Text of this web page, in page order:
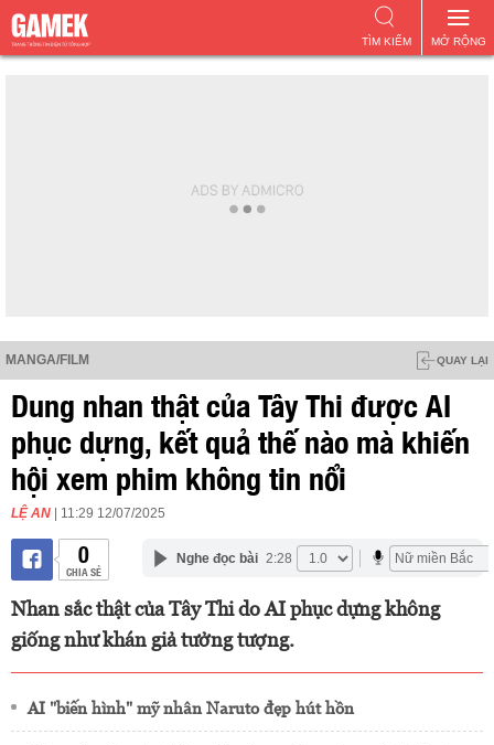
MỞ RỘNG
TÌM KIẾM
MANGA/FILM QUAY LẠI
Dung nhan thật của Tây Thi được AI
phục dựng, kết quả thế nào mà khiến
hội xem phim không tin nổi
LỆ AN | 11:29 12/07/2025
0
CHIA SẺ
Nghe đọc bài 2:28
Nhan sắc thật của Tây Thi do AI phục dựng không
giống như khán giả tưởng tượng.
AI "biến hình" mỹ nhân Naruto đẹp hút hồn